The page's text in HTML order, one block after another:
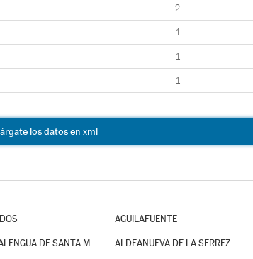
2
1
1
1
los datos en xml
AGUILAFUENTE
ALDEALENGUA DE SANTA MARÍA ALDEANUEVA DE LA SERREZUELA